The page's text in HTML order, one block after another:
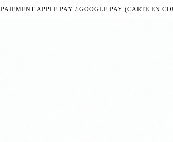
PAIEMENT APPLE PAY / GOOGLE PAY (CARTE EN